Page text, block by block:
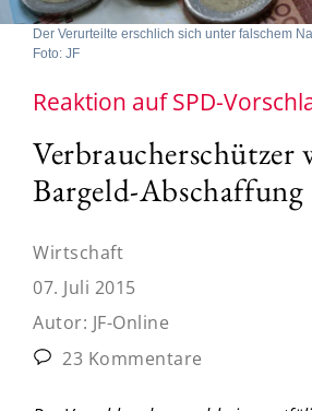
Der Verurteilte erschlich sich unter falschem
Foto: JF
Reaktion auf SPD-
Verbraucherschützer
Bargeld-Abschaffung
Wirtschaft
07. Juli 2015
Autor: JF-Online
23 Kommentare